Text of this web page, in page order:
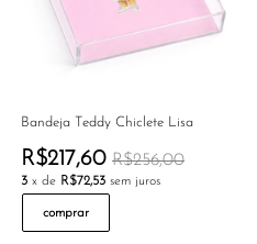
Bandeja Teddy Chiclete Lisa
R$217,60 R$256,00
3 x de R$72,53 sem juros
comprar